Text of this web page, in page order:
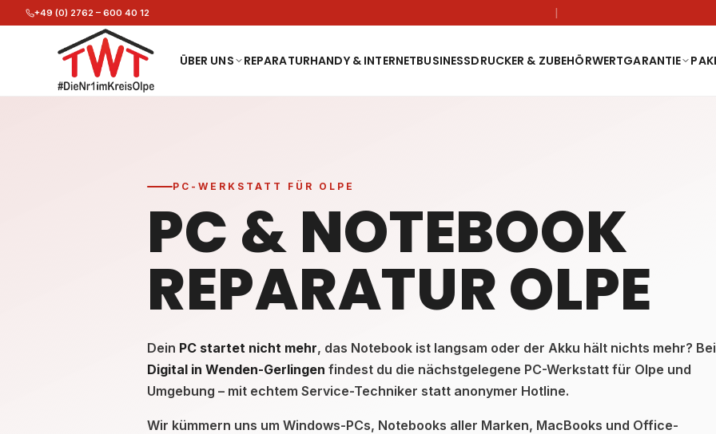
Zum Inhalt springen
Zum Hauptinhalt springen
+49 (0) 2762 – 600 40 12
ÜBER UNS REPARATURHANDY & INTERNETBUSINESSDRUCKER & ZUBEHÖRWERTGARANTIE
PC-WERKSTATT FÜR OLPE
PC & NOTEBOOK
REPARATUR OLPE
Dein PC startet nicht mehr, das Notebook ist langsam oder der Akku hält nichts mehr?
Digital in Wenden-Gerlingen findest du die nächstgelegene PC-Werkstatt für Olpe und
Umgebung – mit echtem Service-Techniker statt anonymer Hotline.
Wir kümmern uns um Windows-PCs, Notebooks aller Marken, MacBooks und Office-